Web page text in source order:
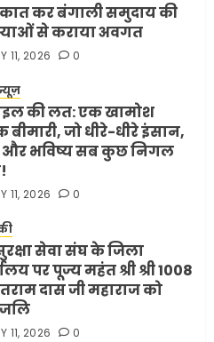
ने फिर से ईरान को युद्ध
करने के लिए भेजी अपनी 5
18, 2026
अमेरिका व्यापार समझौता
किया एलान
3, 2026
कर बंगाली समुदाय की
से कराया अवगत
11, 2026 0
की लत: एक खामोश
बीमारी, जो धीरे-धीरे इंसान,
और भविष्य सब कुछ निगल
11, 2026 0
सेवा संघ के जिला
पर पूज्य महंत श्री श्री 1008
दास जी महाराज को
11, 2026 0